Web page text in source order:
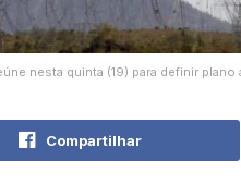
nesta quinta (19) para definir
Compartilhar